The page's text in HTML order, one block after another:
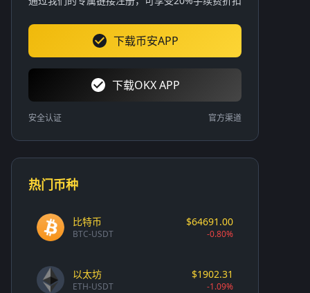
下载币安APP
下载OKX APP
安全认证 官方渠道
热门币种
比特币
BTC-USDT
$64691.00
-0.80%
以太坊
ETH-USDT
$1902.31
-1.09%